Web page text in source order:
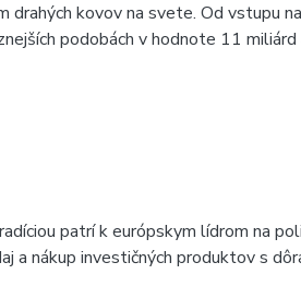
kovov na svete. Od vstupu
podobách v hodnote 11 miliárd
patrí k európskym lídrom na poli
a nákup investičných produktov s